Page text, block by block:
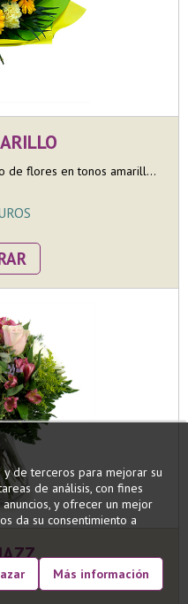
de flores en tonos amarill...
de flores especial...
de terceros para mejorar su
de análisis, con fines
y ofrecer un mejor
da su consentimiento a
Más información